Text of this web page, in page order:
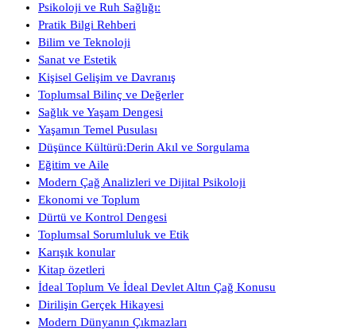
Psikoloji ve Ruh Sağlığı:
Pratik Bilgi Rehberi
Bilim ve Teknoloji
Sanat ve Estetik
Kişisel Gelişim ve Davranış
Toplumsal Bilinç ve Değerler
Sağlık ve Yaşam Dengesi
Yaşamın Temel Pusulası
Düşünce Kültürü:Derin Akıl ve Sorgulama
Eğitim ve Aile
Modern Çağ Analizleri ve Dijital Psikoloji
Ekonomi ve Toplum
Dürtü ve Kontrol Dengesi
Toplumsal Sorumluluk ve Etik
Karışık konular
Kitap özetleri
İdeal Toplum Ve İdeal Devlet Altın Çağ Konusu
Dirilişin Gerçek Hikayesi
Modern Dünyanın Çıkmazları